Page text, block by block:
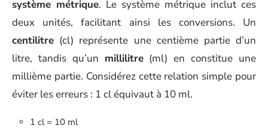
système métrique. Le système métrique inclut ces
deux unités, facilitant ainsi les conversions. Un
centilitre (cl) représente une centième partie d’un
litre, tandis qu’un millilitre(ml) en constitue une
millième partie. Considérez cette relation simple pour
éviter les erreurs : 1 cl équivaut à 10 ml.
1 cl = 10 ml